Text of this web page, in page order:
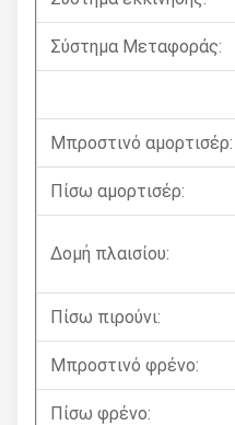
Σύστημα Μεταφοράς:
Μπροστινό αμορτισέρ:
Πίσω αμορτισέρ:
Δομή πλαισίου:
Πίσω πιρούνι:
Μπροστινό φρένο:
Πίσω φρένο: